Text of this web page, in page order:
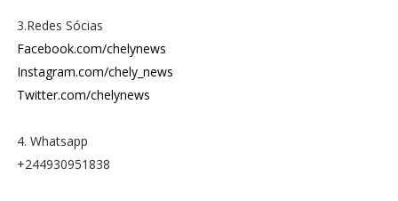
3.Redes Sócias
Facebook.com/chelynews
Instagram.com/chely_news
Twitter.com/chelynews
4. Whatsapp
+244930951838